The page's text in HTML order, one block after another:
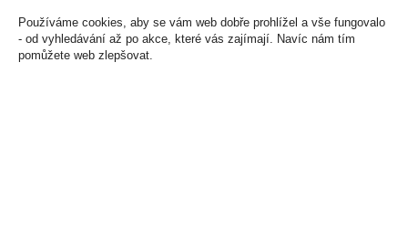
Používáme cookies, aby se vám web dobře prohlížel a vše fungovalo
- od vyhledávání až po akce, které vás zajímají. Navíc nám tím
pomůžete web zlepšovat.